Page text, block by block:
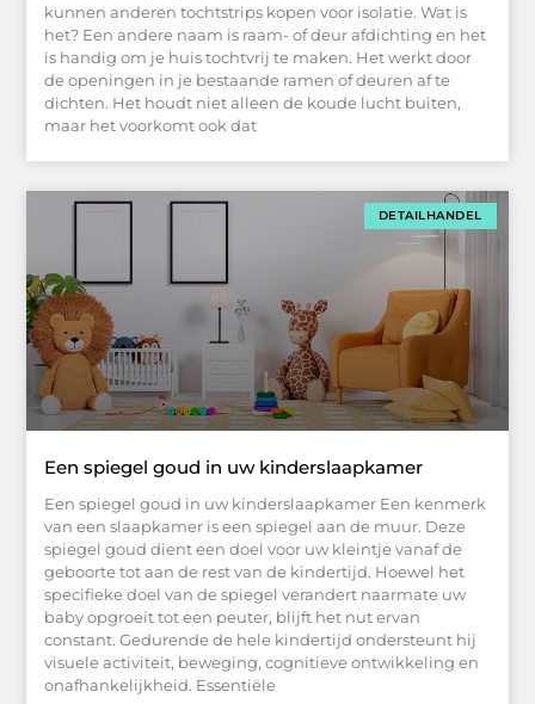
kunnen anderen tochtstrips kopen voor isolatie. Wat is
het? Een andere naam is raam- of deur afdichting en het
is handig om je huis tochtvrij te maken. Het werkt door
de openingen in je bestaande ramen of deuren af ​​te
dichten. Het houdt niet alleen de koude lucht buiten,
maar het voorkomt ook dat
DETAILHANDEL
Een spiegel goud in uw kinderslaapkamer
Een spiegel goud in uw kinderslaapkamer Een kenmerk
van een slaapkamer is een spiegel aan de muur. Deze
spiegel goud dient een doel voor uw kleintje vanaf de
geboorte tot aan de rest van de kindertijd. Hoewel het
specifieke doel van de spiegel verandert naarmate uw
baby opgroeit tot een peuter, blijft het nut ervan
constant. Gedurende de hele kindertijd ondersteunt hij
visuele activiteit, beweging, cognitieve ontwikkeling en
onafhankelijkheid. Essentiële